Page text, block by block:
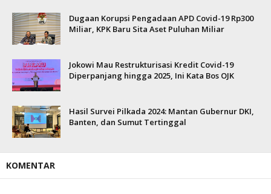
Dugaan Korupsi Pengadaan APD Covid-19 Rp300
Miliar, KPK Baru Sita Aset Puluhan Miliar
Jokowi Mau Restrukturisasi Kredit Covid-19
Diperpanjang hingga 2025, Ini Kata Bos OJK
Hasil Survei Pilkada 2024: Mantan Gubernur DKI,
Banten, dan Sumut Tertinggal
KOMENTAR